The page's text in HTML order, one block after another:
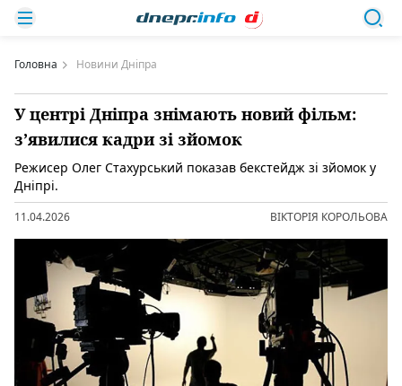
Головна Новини Дніпра
У центрі Дніпра знімають новий фільм:
з’явилися кадри зі зйомок
Режисер Олег Стахурський показав бекстейдж зі зйомок у
Дніпрі.
11.04.2026 ВІКТОРІЯ КОРОЛЬОВА